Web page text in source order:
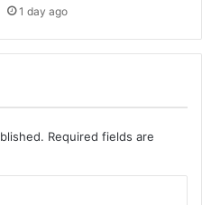
1 day ago
Required fields are